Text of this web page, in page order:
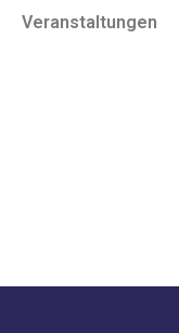
Veranstaltungen